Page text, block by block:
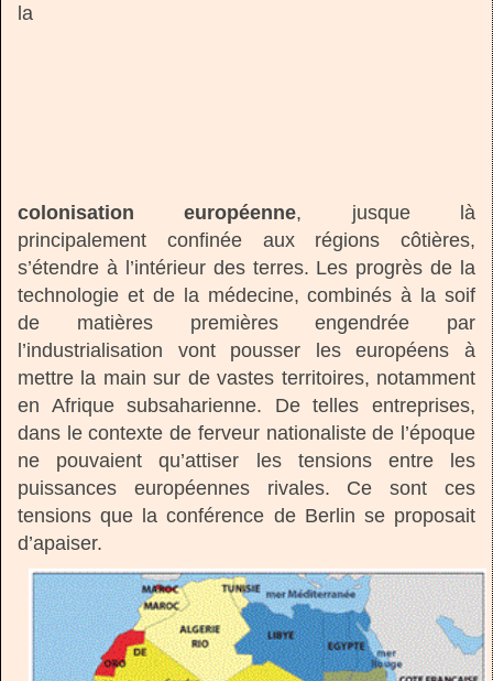
la
colonisation européenne, jusque là
principalement confinée aux régions côtières,
s’étendre à l’intérieur des terres. Les progrès de la
technologie et de la médecine, combinés à la soif
de matières premières engendrée par
l’industrialisation vont pousser les européens à
mettre la main sur de vastes territoires, notamment
en Afrique subsaharienne. De telles entreprises,
dans le contexte de ferveur nationaliste de l’époque
ne pouvaient qu’attiser les tensions entre les
puissances européennes rivales. Ce sont ces
tensions que la conférence de Berlin se proposait
d’apaiser.